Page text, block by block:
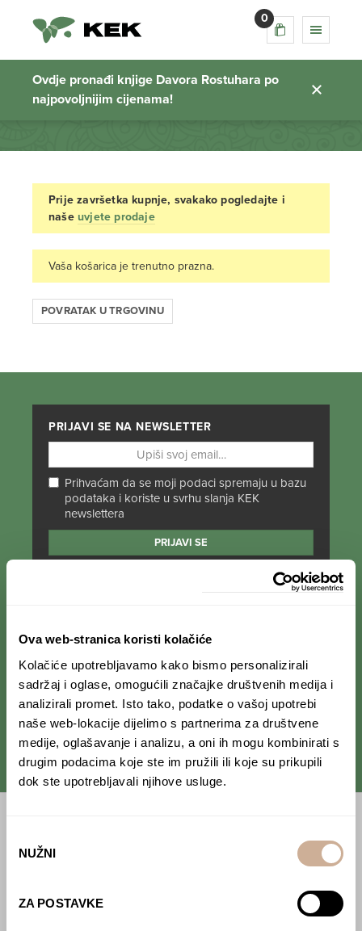
Ova web-stranica koristi kolačiće
Kolačiće upotrebljavamo kako bismo personalizirali
sadržaj i oglase, omogućili značajke društvenih medija i
analizirali promet. Isto tako, podatke o vašoj upotrebi
naše web-lokacije dijelimo s partnerima za društvene
medije, oglašavanje i analizu, a oni ih mogu kombinirati s
drugim podacima koje ste im pružili ili koje su prikupili
dok ste upotrebljavali njihove usluge.
pristanka
NUŽNI
ZA POSTAVKE
0
Ovdje pronađi knjige Davora Rostuhara po
najpovoljnijim cijenama!
Košarica
Početna stranica
Prije završetka kupnje, svakako pogledajte i
naše uvjete prodaje
Vaša košarica je trenutno prazna.
POVRATAK U TRGOVINU
PRIJAVI SE NA NEWSLETTER
Prihvaćam da se moji podaci spremaju u bazu
podataka i koriste u svrhu slanja KEK
newslettera
Od Norveške do Antarktike i od Južne Amerike
reportaže i fotke. Budi uvijek u toku ine
propusti novosti iz svijeta ekspedicionizma i
kulture